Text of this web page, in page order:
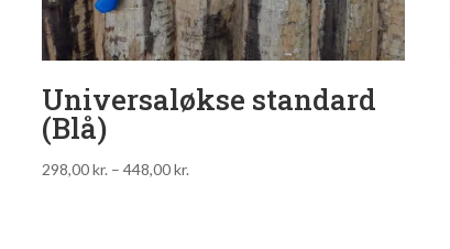
Universaløkse standard
(Blå)
298,00kr. – 448,00kr.